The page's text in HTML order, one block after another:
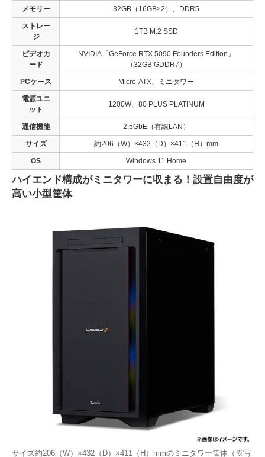
メモリー 32GB（16GB×2）、DDR5
ストレー
ジ
1TB M.2 SSD
ビデオカ
ード
NVIDIA「GeForce RTX 5090 Founders Edition」
（32GB GDDR7）
PCケース Micro-ATX、ミニタワー
電源ユニ
ット
1200W、80 PLUS PLATINUM
通信機能 2.5GbE（有線LAN）
サイズ 約206（W）×432（D）×411（H）mm
OS Windows 11 Home
ハイエンド構成がミニタワーに収まる！設置自由度が
高い小型筐体
サイズ約206（W）×432（D）×411（H）mmのミニタワー筐体（※写